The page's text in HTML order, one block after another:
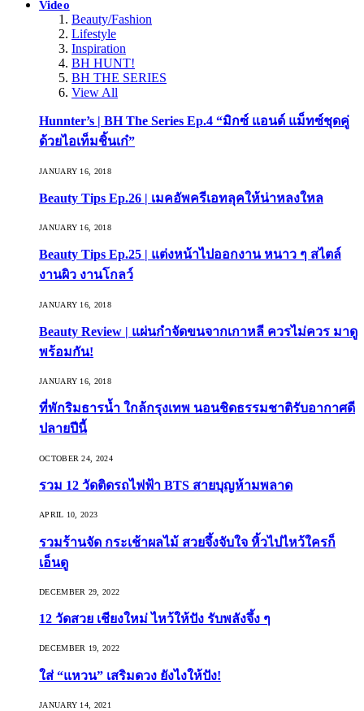
Video
Beauty/Fashion
Lifestyle
Inspiration
BH HUNT!
BH THE SERIES
View All
Hunnter’s | BH The Series Ep.4 “มิกซ์ แอนด์ แม็ทซ์ชุดคู่
ด้วยไอเท็มชิ้นเก๋”
JANUARY 16, 2018
Beauty Tips Ep.26 | เมคอัพครีเอทลุคให้น่าหลงใหล
JANUARY 16, 2018
Beauty Tips Ep.25 | แต่งหน้าไปออกงาน หนาว ๆ สไตล์
งานผิว งานโกลว์
JANUARY 16, 2018
Beauty Review | แผ่นกำจัดขนจากเกาหลี ควรไม่ควร มาดู
พร้อมกัน!
JANUARY 16, 2018
ที่พักริมธารน้ำ ใกล้กรุงเทพ นอนชิดธรรมชาติรับอากาศดี
ปลายปีนี้
OCTOBER 24, 2024
รวม 12 วัดติดรถไฟฟ้า BTS สายบุญห้ามพลาด
APRIL 10, 2023
รวมร้านจัด กระเช้าผลไม้ สวยจึ้งจับใจ หิ้วไปไหว้ใครก็
เอ็นดู
DECEMBER 29, 2022
12 วัดสวย เชียงใหม่ ไหว้ให้ปัง รับพลังจึ้ง ๆ
DECEMBER 19, 2022
ใส่ “แหวน” เสริมดวง ยังไงให้ปัง!
JANUARY 14, 2021